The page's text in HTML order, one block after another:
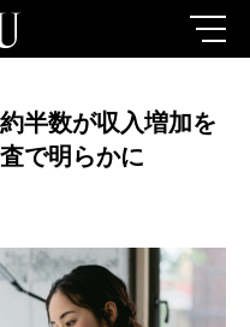
半数が収入増加を
で明らかに